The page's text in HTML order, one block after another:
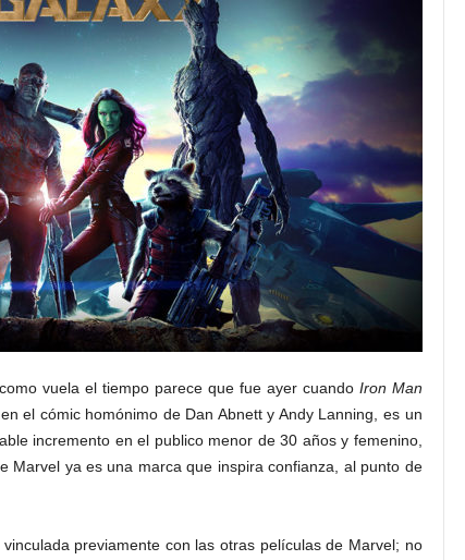
vuela el tiempo parece que fue ayer cuando Iron Man
el cómic homónimo de Dan Abnett y Andy Lanning, es un
incremento en el publico menor de 30 años y femenino,
Marvel ya es una marca que inspira confianza, al punto de
previamente con las otras películas de Marvel; no